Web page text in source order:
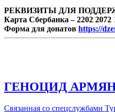
РЕКВИЗИТЫ ДЛЯ
Карта Сбербанка – 2202 2072
Форма для донатов https://
ГЕНОЦИД
Связанная со спецслужбами